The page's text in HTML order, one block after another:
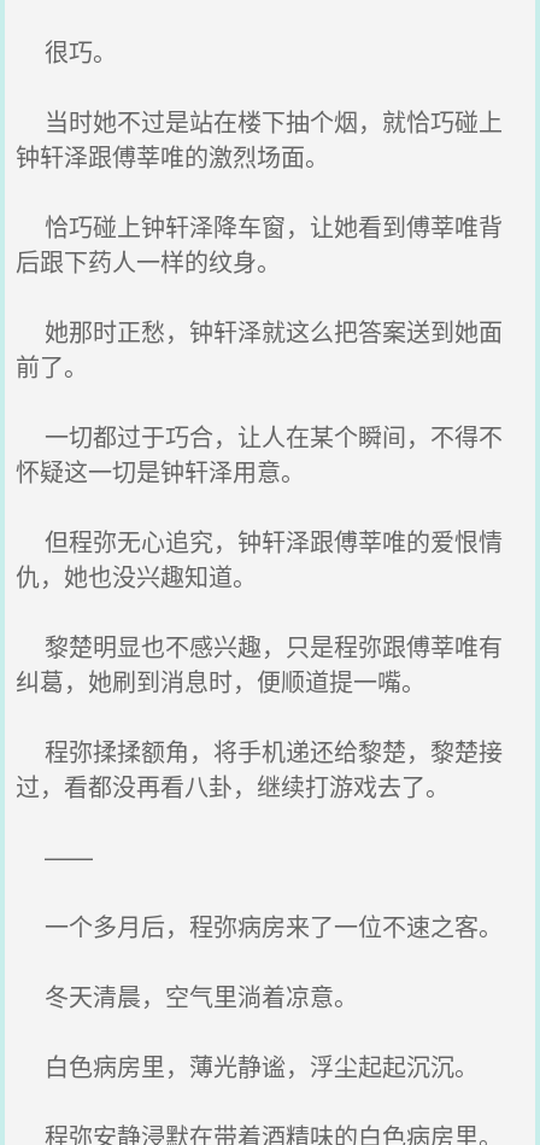
很巧。
当时她不过是站在楼下抽个烟，就恰巧碰上
钟轩泽跟傅莘唯的激烈场面。
恰巧碰上钟轩泽降车窗，让她看到傅莘唯背
后跟下药人一样的纹身。
她那时正愁，钟轩泽就这么把答案送到她面
前了。
一切都过于巧合，让人在某个瞬间，不得不
怀疑这一切是钟轩泽用意。
但程弥无心追究，钟轩泽跟傅莘唯的爱恨情
仇，她也没兴趣知道。
黎楚明显也不感兴趣，只是程弥跟傅莘唯有
纠葛，她刷到消息时，便顺道提一嘴。
程弥揉揉额角，将手机递还给黎楚，黎楚接
过，看都没再看八卦，继续打游戏去了。
——
一个多月后，程弥病房来了一位不速之客。
冬天清晨，空气里淌着凉意。
白色病房里，薄光静谧，浮尘起起沉沉。
程弥安静浸默在带着酒精味的白色病房里。